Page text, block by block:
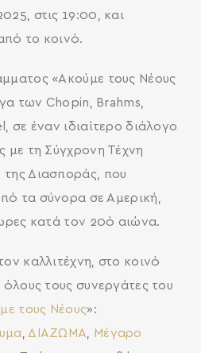
PRESS ENTER
στις 19:00, και
το κοινό.
«Ακούμε τους Νέους
των Chopin, Brahms,
σε έναν ιδιαίτερο διάλογο
με τη Σύγχρονη Τέχνη
της Διασποράς, που
τα σύνορα σε Αμερική,
κατά τον 20ό αιώνα.
καλλιτέχνη, στο κοινό
τους συνεργάτες του
τους Νέους»:
ΔΙΑΖΩΜΑ
Μέγαρο